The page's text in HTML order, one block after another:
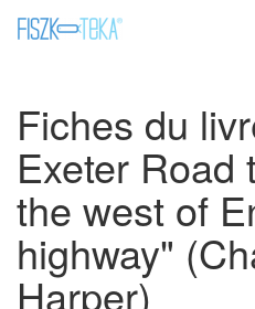
Fiches du
Exeter Road
the west of
highway"
Harper)